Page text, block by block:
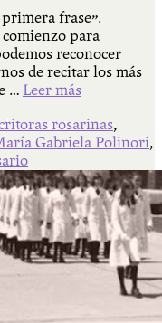
2022-2025
2022-2025
1990-1994
frase”.
para
reconocer
de recitar los más
… Leer más
rosarinas,
Gabriela Polinori,